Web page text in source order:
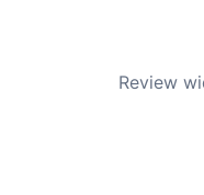
Review